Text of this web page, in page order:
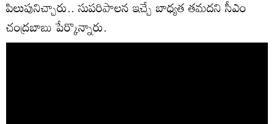
పిలుపునిచ్చారు.. సుపరిపాలన ఇచ్చే బాధ్యత తమదని సీఎం
చంద్రబాబు పేర్కొన్నారు.